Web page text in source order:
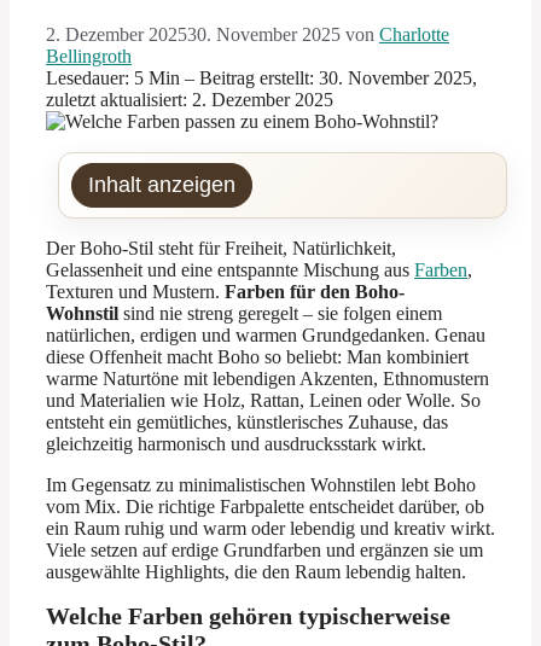
2. Dezember 202530. November 2025 von Charlotte
Bellingroth
Lesedauer: 5 Min – Beitrag erstellt: 30. November 2025,
zuletzt aktualisiert: 2. Dezember 2025
Inhalt anzeigen
Der Boho-Stil steht für Freiheit, Natürlichkeit,
Gelassenheit und eine entspannte Mischung aus Farben,
Texturen und Mustern. Farben für den Boho-
Wohnstil sind nie streng geregelt – sie folgen einem
natürlichen, erdigen und warmen Grundgedanken. Genau
diese Offenheit macht Boho so beliebt: Man kombiniert
warme Naturtöne mit lebendigen Akzenten, Ethnomustern
und Materialien wie Holz, Rattan, Leinen oder Wolle. So
entsteht ein gemütliches, künstlerisches Zuhause, das
gleichzeitig harmonisch und ausdrucksstark wirkt.
Im Gegensatz zu minimalistischen Wohnstilen lebt Boho
vom Mix. Die richtige Farbpalette entscheidet darüber, ob
ein Raum ruhig und warm oder lebendig und kreativ wirkt.
Viele setzen auf erdige Grundfarben und ergänzen sie um
ausgewählte Highlights, die den Raum lebendig halten.
Welche Farben gehören typischerweise